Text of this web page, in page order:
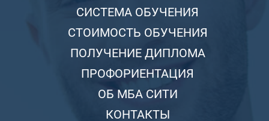
СИСТЕМА ОБУЧЕНИЯ
СТОИМОСТЬ ОБУЧЕНИЯ
ПОЛУЧЕНИЕ ДИПЛОМА
ПРОФОРИЕНТАЦИЯ
ОБ МБА СИТИ
КОНТАКТЫ